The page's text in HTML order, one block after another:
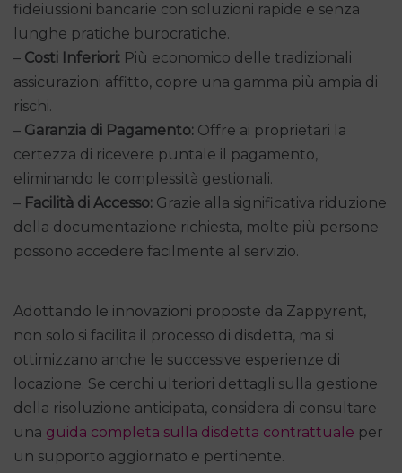
fideiussioni bancarie con soluzioni rapide e senza
lunghe pratiche burocratiche.
– Costi Inferiori: Più economico delle tradizionali
assicurazioni affitto, copre una gamma più ampia di
rischi.
– Garanzia di Pagamento: Offre ai proprietari la
certezza di ricevere puntale il pagamento,
eliminando le complessità gestionali.
– Facilità di Accesso: Grazie alla significativa riduzione
della documentazione richiesta, molte più persone
possono accedere facilmente al servizio.
Adottando le innovazioni proposte da Zappyrent,
non solo si facilita il processo di disdetta, ma si
ottimizzano anche le successive esperienze di
locazione. Se cerchi ulteriori dettagli sulla gestione
della risoluzione anticipata, considera di consultare
una guida completa sulla disdetta contrattuale per
un supporto aggiornato e pertinente.